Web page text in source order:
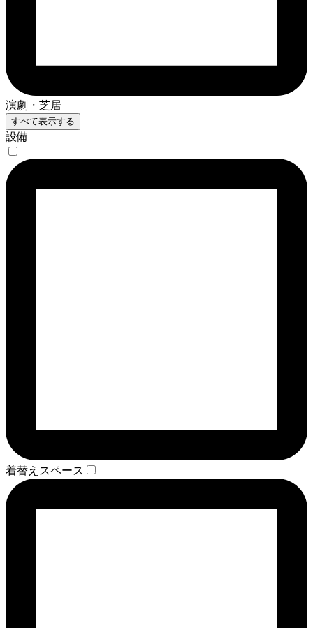
演劇・芝居
すべて表示する
設備
着替えスペース